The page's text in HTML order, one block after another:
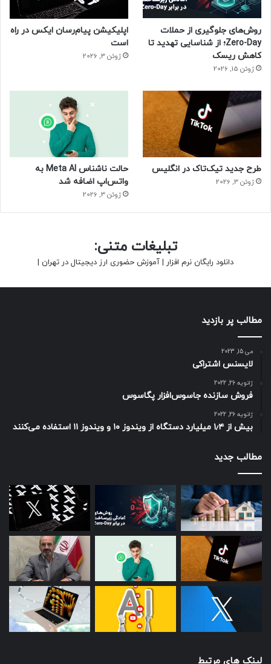
روش‌های جلوگیری از حملات
Zero-Day؛ از شناسایی تهدید تا
کاهش ریسک
ژوئن 15, 2026
اپلیکیشن پیام‌رسان ایکس در راه
است
ژوئن 3, 2026
طرح جدید تیک‌تاک در انگلیس
ژوئن 3, 2026
حالت ناشناس Meta AI به
واتس‌اپ اضافه شد
ژوئن 3, 2026
تبلیغات متنی:
دانلود رایگان نرم افزار | آموزش حضوری ارز دیجیتال در تهران |
مطالب پر بازدید
می 15, 2023
لایسنس اشتراکی
ژانویه 26, 2022
فروش سازنده جاسوس‌افزار پگاسوس
ژانویه 26, 2022
بیش از ۱٫۴ میلیارد دستگاه از ویندوز ۱۰ و ویندوز ۱۱ استفاده می‌کنند
مطالب جدید
لینک های مرتبط